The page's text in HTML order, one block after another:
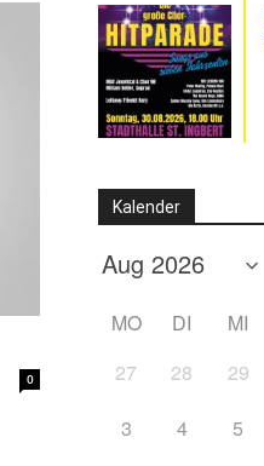
0
Kalender
MO DI MI
27
28 29
3 4 5